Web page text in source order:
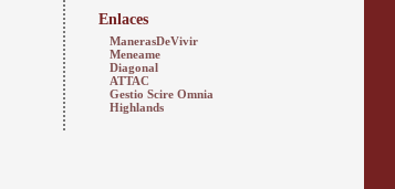
Enlaces
ManerasDeVivir
Meneame
Diagonal
ATTAC
Gestio Scire Omnia
Highlands